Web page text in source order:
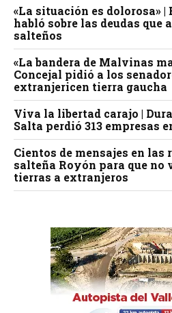
«La situación es dolorosa»
habló sobre las deudas que
salteños
«La bandera de Malvinas
Concejal pidió a los
extranjericen tierra gaucha
Viva la libertad carajo |
Salta perdió 313 empresas
Cientos de mensajes en las
salteña Royón para que no
tierras a extranjeros